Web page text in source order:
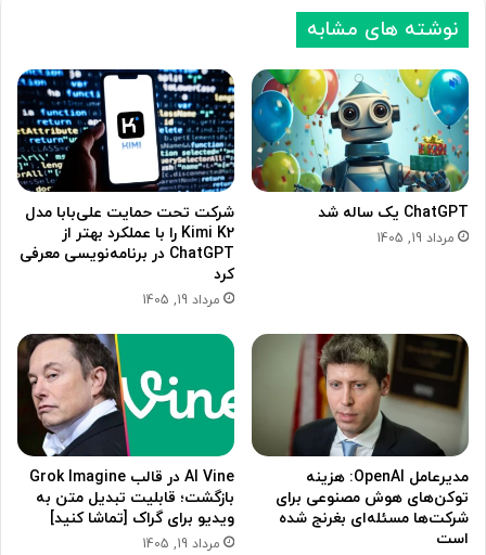
نوشته های مشابه
ChatGPT یک ساله شد
مرداد 19, 1405
شرکت تحت حمایت علی‌بابا مدل
Kimi K2 را با عملکرد بهتر از
ChatGPT در برنامه‌نویسی معرفی
کرد
مرداد 19, 1405
مدیرعامل OpenAI: ‌هزینه
توکن‌های هوش مصنوعی برای
شرکت‌ها مسئله‌ای بغرنج شده
است
AI Vine در قالب Grok Imagine
بازگشت؛ قابلیت تبدیل متن به
ویدیو برای گراک [تماشا کنید]
مرداد 19, 1405